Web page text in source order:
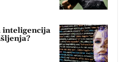
inteligencija